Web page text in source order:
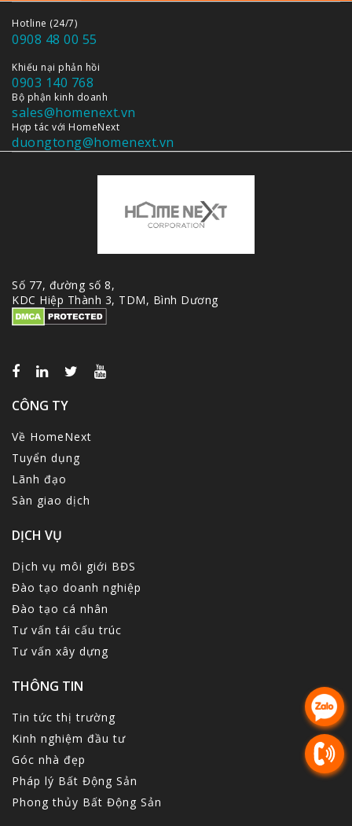
Hotline (24/7)
0908 48 00 55
Khiếu nại phản hồi
0903 140 768
Bộ phận kinh doanh
sales@homenext.vn
Hợp tác với HomeNext
duongtong@homenext.vn
Số 77, đường số 8,
KDC Hiệp Thành 3, TDM, Bình Dương
CÔNG TY
Về HomeNext
Tuyển dụng
Lãnh đạo
Sàn giao dịch
DỊCH VỤ
Dịch vụ môi giới BĐS
Đào tạo doanh nghiệp
Đào tạo cá nhân
Tư vấn tái cấu trúc
Tư vấn xây dựng
THÔNG TIN
Tin tức thị trường
Kinh nghiệm đầu tư
Góc nhà đẹp
Pháp lý Bất Động Sản
Phong thủy Bất Động Sản